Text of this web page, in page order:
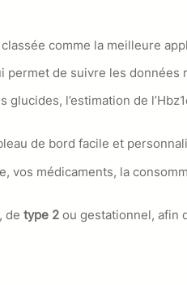
comme la meilleure
permet de suivre les données
l’estimation de
de bord facile et
médicaments, la
, de type 2 ou gestationnel, afin